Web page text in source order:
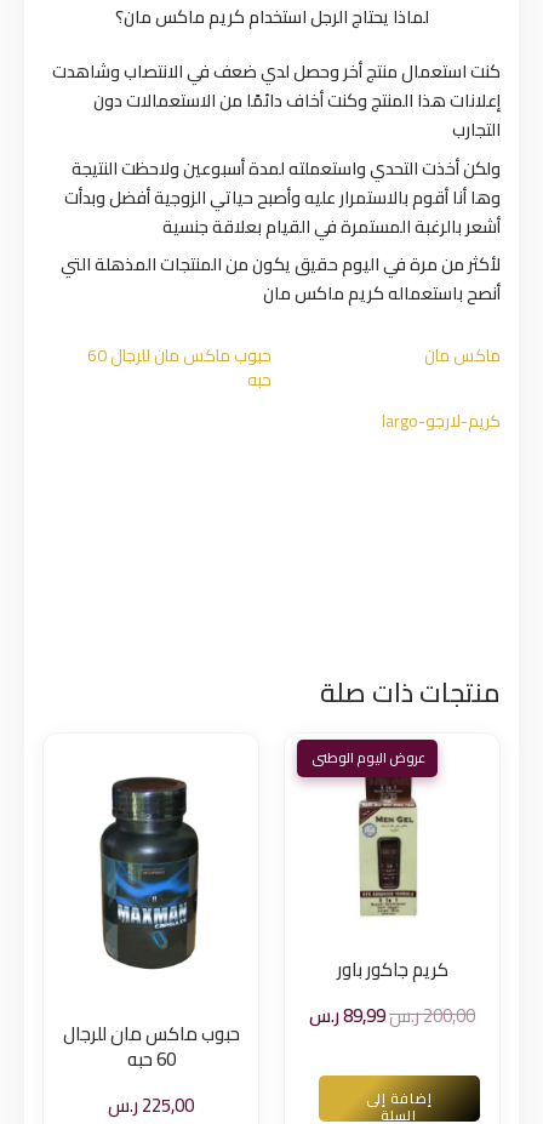
لماذا يحتاج الرجل استخدام كريم ماكس مان؟
كنت استعمال منتج أخر وحصل لدي ضعف في الانتصاب وشاهدت
إعلانات هذا المنتج وكنت أخاف دائمًا من الاستعمالات دون
التجارب
ولكن أخذت التحدي واستعملته لمدة أسبوعين ولاحظت النتيجة
وها أنا أقوم بالاستمرار عليه وأصبح حياتي الزوجية أفضل وبدأت
أشعر بالرغبة المستمرة في القيام بعلاقة جنسية
لأكثر من مرة في اليوم حقيق يكون من المنتجات المذهلة التي
أنصح باستعماله كريم ماكس مان
ماكس مان حبوب ماكس مان للرجال 60
حبه
كريم-لارجو-largo
منتجات ذات صلة
كريم جاكور باور
200,00ر.سالسعر
الأصلي
200,00 ر.س.
89,99ر.سالسعر
إضافة إلى
السلة
حبوب ماكس مان للرجال
60 حبه
225,00ر.س